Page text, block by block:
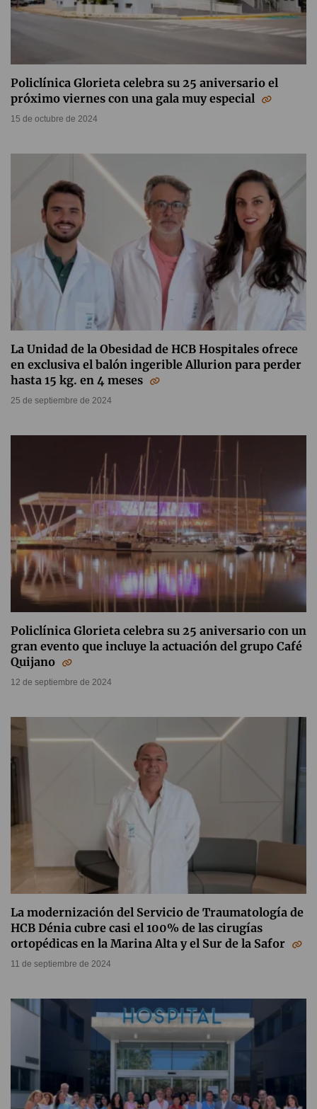
Policlínica Glorieta celebra su 25 aniversario el
próximo viernes con una gala muy especial
15 de octubre de 2024
La Unidad de la Obesidad de HCB Hospitales ofrece
en exclusiva el balón ingerible Allurion para perder
hasta 15 kg. en 4 meses
25 de septiembre de 2024
Policlínica Glorieta celebra su 25 aniversario con un
gran evento que incluye la actuación del grupo Café
Quijano
12 de septiembre de 2024
La modernización del Servicio de Traumatología de
HCB Dénia cubre casi el 100% de las cirugías
ortopédicas en la Marina Alta y el Sur de la Safor
11 de septiembre de 2024